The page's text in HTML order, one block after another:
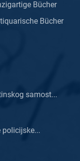
Bücher
Bücher
samost...